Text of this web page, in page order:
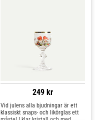
249 kr
Vid julens alla bjudningar är ett
klassiskt snaps- och likörglas ett